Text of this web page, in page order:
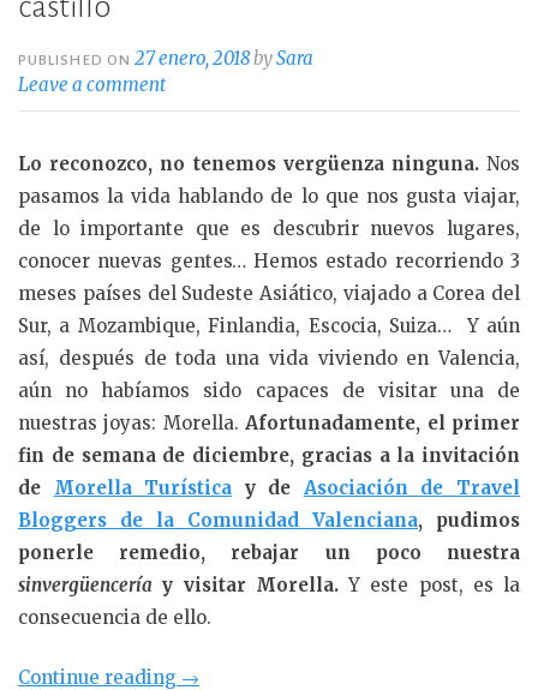
castillo
PUBLISHED ON27 enero, 2018bySara
Leave a comment
Lo reconozco, no tenemos vergüenza ninguna.Nos
pasamos la vida hablando de lo que nos gusta viajar,
de lo importante que es descubrir nuevos lugares,
conocer nuevas gentes… Hemos estado recorriendo 3
meses países del Sudeste Asiático, viajado a Corea del
Sur, a Mozambique, Finlandia, Escocia, Suiza… Y aún
así, después de toda una vida viviendo en Valencia,
aún no habíamos sido capaces de visitar una de
nuestras joyas: Morella.Afortunadamente, el primer
fin de semana de diciembre, gracias a la invitación
de Morella Turística y de Asociación de Travel
Bloggers de la Comunidad Valenciana, pudimos
ponerle remedio, rebajar un poco nuestra
sinvergüencería y visitar Morella.Y este post, es la
consecuencia de ello.
Continue reading «Morella,
→